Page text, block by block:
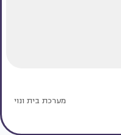
מערכת בית ונוי